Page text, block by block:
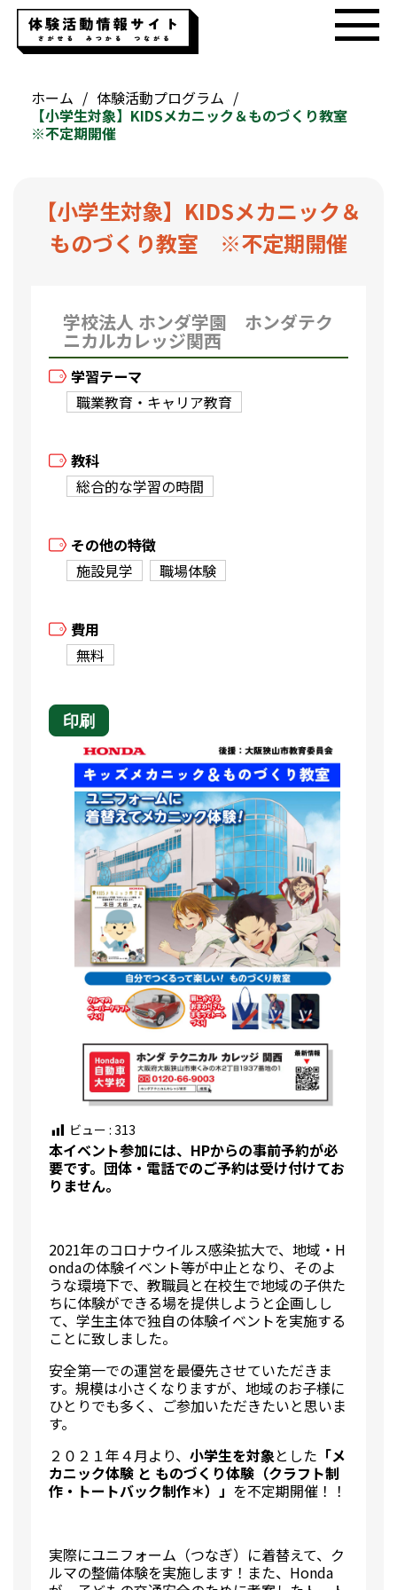
ホーム
体験活動プログラム
【小学生対象】KIDSメカニック＆ものづくり教室
※不定期開催
【小学生対象】KIDSメカニック＆
ものづくり教室 ※不定期開催
学校法人 ホンダ学園 ホンダテク
ニカルカレッジ関西
学習テーマ
職業教育・キャリア教育
教科
総合的な学習の時間
その他の特徴
施設見学
職場体験
費用
無料
印刷
ビュー : 313
本イベント参加には、HPからの事前予約が必
要です。団体・電話でのご予約は受け付けてお
りません。
2021年のコロナウイルス感染拡大で、地域・H
ondaの体験イベント等が中止となり、そのよ
うな環境下で、教職員と在校生で地域の子供た
ちに体験ができる場を提供しようと企画しし
て、学生主体で独自の体験イベントを実施する
ことに致しました。
安全第一での運営を最優先させていただきま
す。規模は小さくなりますが、地域のお子様に
ひとりでも多く、ご参加いただきたいと思いま
す。
２０２１年４月より、 小学生を対象とした 「メ
カニック体験 と ものづくり体験（クラフト制
作・トートバック制作＊）」 を不定期開催！！
実際にユニフォーム（つなぎ）に着替えて、ク
ルマの整備体験を実施します！また、Honda